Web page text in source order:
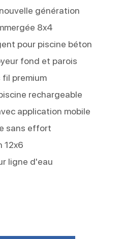
génération
8x4
pour piscine béton
fond et parois
fil premium
rechargeable
application mobile
sans effort
12x6
ligne d'eau